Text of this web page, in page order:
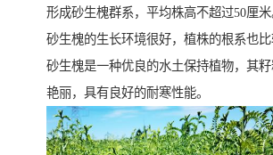
形成砂生槐群系，平均株高不超过50厘米
砂生槐的生长环境很好，植株的根系也
砂生槐是一种优良的水土保持植物，其
艳丽，具有良好的耐寒性能。